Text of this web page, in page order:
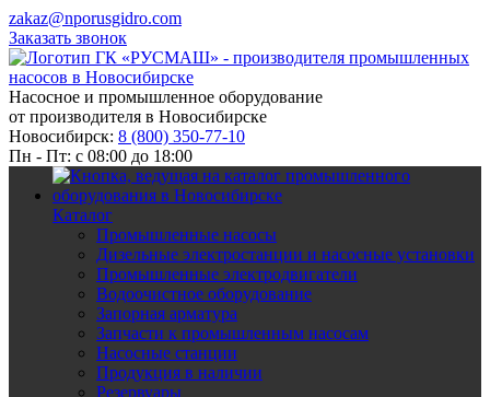
zakaz@nporusgidro.com
Заказать звонок
Насосное и промышленное оборудование
от производителя в Новосибирске
Новосибирск: 8 (800) 350-77-10
Пн - Пт: с 08:00 до 18:00
Каталог
Промышленные насосы
Дизельные электростанции и насосные установки
Промышленные электродвигатели
Водоочистное оборудование
Запорная арматура
Запчасти к промышленным насосам
Насосные станции
Продукция в наличии
Резервуары